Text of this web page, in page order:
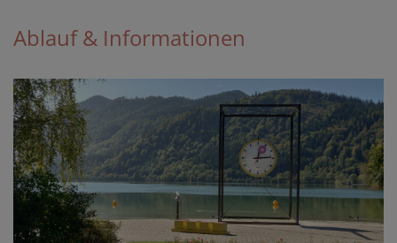
Ablauf & Informationen